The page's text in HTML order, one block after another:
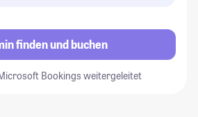
finden und buchen
Bookings weitergeleitet